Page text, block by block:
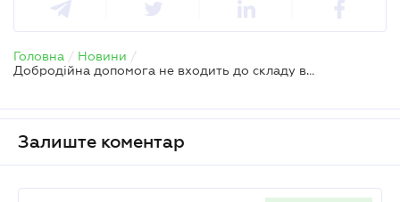
Головна / Новини /
Добродійна допомога не входить до складу витрат фізособи-підприємця
Залиште коментар